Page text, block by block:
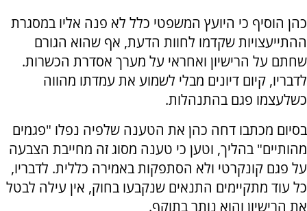
כהן הוסיף כי היועץ המשפטי כלל לא פנה אליו במסגרת
ההתייעצויות שקדמו לחוות הדעת, אף שהוא הגורם
שחתם על הרישיון ואחראי על מערך אסדרת הכשרות.
לדבריו, קיום דיונים מבלי לשמוע את עמדתו מהווה
כשלעצמו פגם בהתנהלות.
בסיום מכתבו דחה כהן את הטענה שלפיה נפלו "פגמים
מהותיים" בהליך, וטען כי טענה מסוג זה מחייבת הצבעה
על פגם קונקרטי ולא הסתפקות באמירה כללית. לדבריו,
כל עוד מתקיימים התנאים שנקבעו בחוק, אין עילה לבטל
את הרישיון והוא נותר בתוקף.